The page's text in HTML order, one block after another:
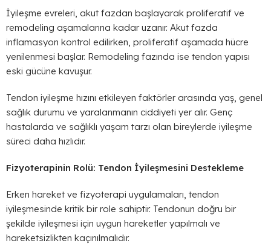
İyileşme evreleri, akut fazdan başlayarak proliferatif ve
remodeling aşamalarına kadar uzanır. Akut fazda
inflamasyon kontrol edilirken, proliferatif aşamada hücre
yenilenmesi başlar. Remodeling fazında ise tendon yapısı
eski gücüne kavuşur.
Tendon iyileşme hızını etkileyen faktörler arasında yaş, genel
sağlık durumu ve yaralanmanın ciddiyeti yer alır. Genç
hastalarda ve sağlıklı yaşam tarzı olan bireylerde iyileşme
süreci daha hızlıdır.
Fizyoterapinin Rolü: Tendon İyileşmesini Destekleme
Erken hareket ve fizyoterapi uygulamaları, tendon
iyileşmesinde kritik bir role sahiptir. Tendonun doğru bir
şekilde iyileşmesi için uygun hareketler yapılmalı ve
hareketsizlikten kaçınılmalıdır.